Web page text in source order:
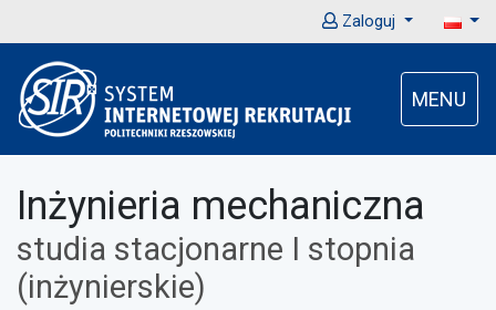
Zaloguj
MENU
Inżynieria mechaniczna
studia stacjonarne I stopnia
(inżynierskie)